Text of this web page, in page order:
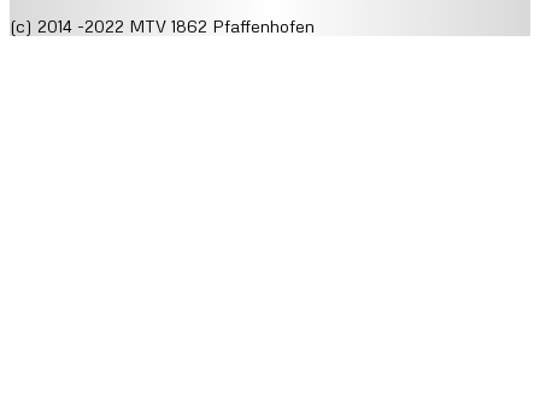
(c) 2014 -2022 MTV 1862 Pfaffenhofen